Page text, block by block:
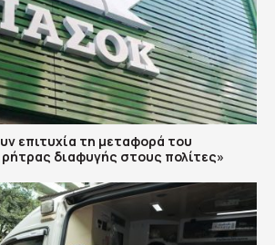
επιτυχία τη μεταφορά του
διαφυγής στους πολίτες»